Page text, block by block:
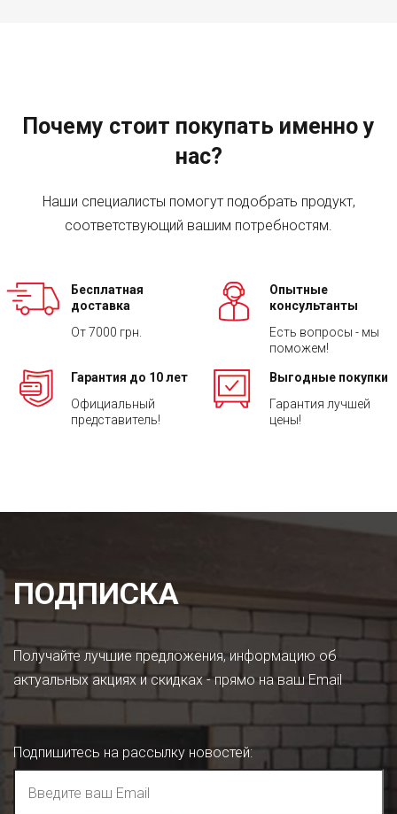
Почему стоит покупать именно у
нас?
Наши специалисты помогут подобрать продукт,
соответствующий вашим потребностям.
Бесплатная
доставка
От 7000 грн.
Опытные
консультанты
Есть вопросы - мы
поможем!
Гарантия до 10 лет
Официальный
представитель!
Выгодные покупки
Гарантия лучшей
цены!
ПОДПИСКА
Получайте лучшие предложения, информацию об
актуальных акциях и скидках - прямо на ваш Email
Подпишитесь на рассылку новостей: